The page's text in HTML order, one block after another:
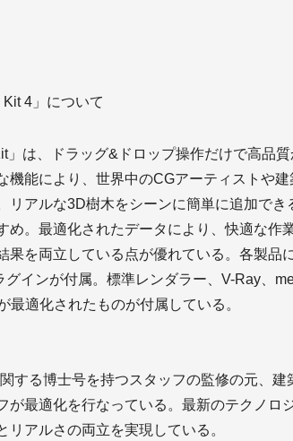
4」について
」は、ドラッグ&ドロップ操作だけで高品
機能により、世界中のCGアーティストや
リアルな3D樹木をシーンに簡単に追加でき
め。最適化されたデータにより、快適な作
果を両立している点が優れている。各製品
グインが付属。標準レンダラー、V-Ray、
最適化されたものが付属している。
する博士号を持つスタッフの監修の元、建
が最適化を行なっている。最新のテクノロ
リアルさの両立を実現している。